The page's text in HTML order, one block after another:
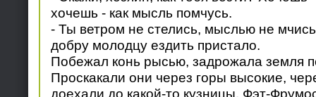
хочешь - как мысль помчусь.
- Ты ветром не стелись, мыслью не
добру молодцу ездить пристало.
Побежал конь рысью, задрожала земля
Проскакали они через горы высокие,
доехали до какой-то кузницы. Фэт-